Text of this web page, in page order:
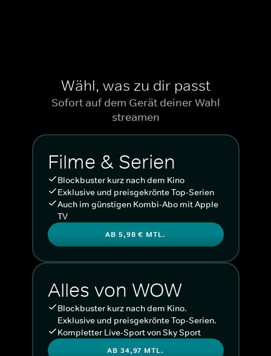
Wähl, was zu dir passt
Sofort auf dem Gerät deiner Wahl
streamen
Filme & Serien
Blockbuster kurz nach dem Kino
Exklusive und preisgekrönte Top-Serien
Auch im günstigen Kombi-Abo mit Apple
TV
AB 5,98 € MTL.
Alles von WOW
Blockbuster kurz nach dem Kino.
Exklusive und preisgekrönte Top-Serien.
Kompletter Live-Sport von Sky Sport
AB 34,97 MTL.